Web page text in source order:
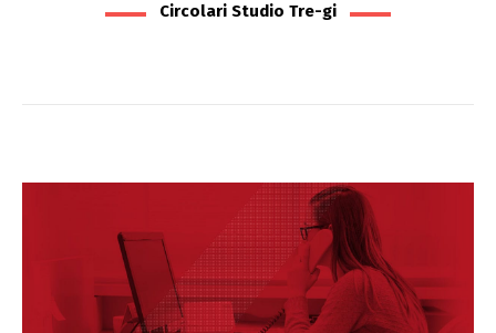
Circolari Studio Tre-gi